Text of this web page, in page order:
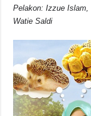
Pelakon: Izzue Islam,
Watie Saldi